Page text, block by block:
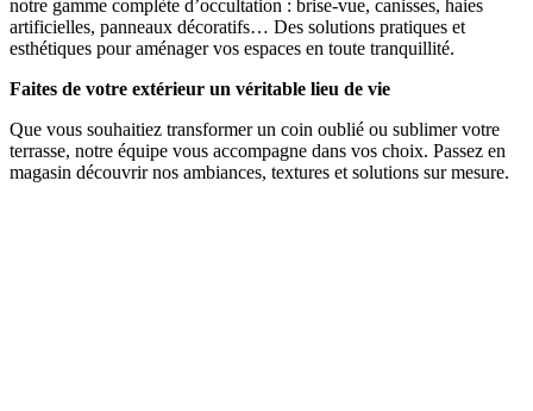
notre gamme complète d’occultation : brise-vue, canisses, haies
artificielles, panneaux décoratifs… Des solutions pratiques et
esthétiques pour aménager vos espaces en toute tranquillité.
Faites de votre extérieur un véritable lieu de vie
Que vous souhaitiez transformer un coin oublié ou sublimer votre
terrasse, notre équipe vous accompagne dans vos choix. Passez en
magasin découvrir nos ambiances, textures et solutions sur mesure.